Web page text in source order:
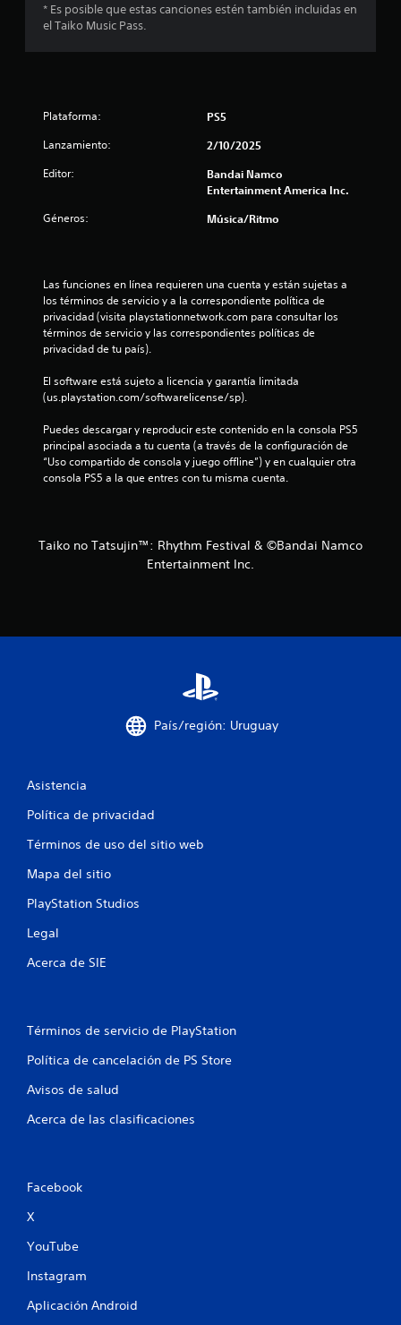
* Es posible que estas canciones estén también incluidas en
el Taiko Music Pass.
Plataforma: PS5
Lanzamiento: 2/10/2025
Editor:
Bandai Namco
Entertainment America Inc.
Géneros: Música/Ritmo
Las funciones en línea requieren una cuenta y están sujetas a
los términos de servicio y a la correspondiente política de
privacidad (visita playstationnetwork.com para consultar los
términos de servicio y las correspondientes políticas de
privacidad de tu país).
El software está sujeto a licencia y garantía limitada
(us.playstation.com/softwarelicense/sp).
Puedes descargar y reproducir este contenido en la consola PS5
principal asociada a tu cuenta (a través de la configuración de
“Uso compartido de consola y juego offline”) y en cualquier otra
consola PS5 a la que entres con tu misma cuenta.
Taiko no Tatsujin™: Rhythm Festival & ©Bandai Namco
Entertainment Inc.
País/región: Uruguay
Asistencia
Política de privacidad
Términos de uso del sitio web
Mapa del sitio
PlayStation Studios
Legal
Acerca de SIE
Términos de servicio de PlayStation
Política de cancelación de PS Store
Avisos de salud
Acerca de las clasificaciones
Facebook
X
YouTube
Instagram
Aplicación Android